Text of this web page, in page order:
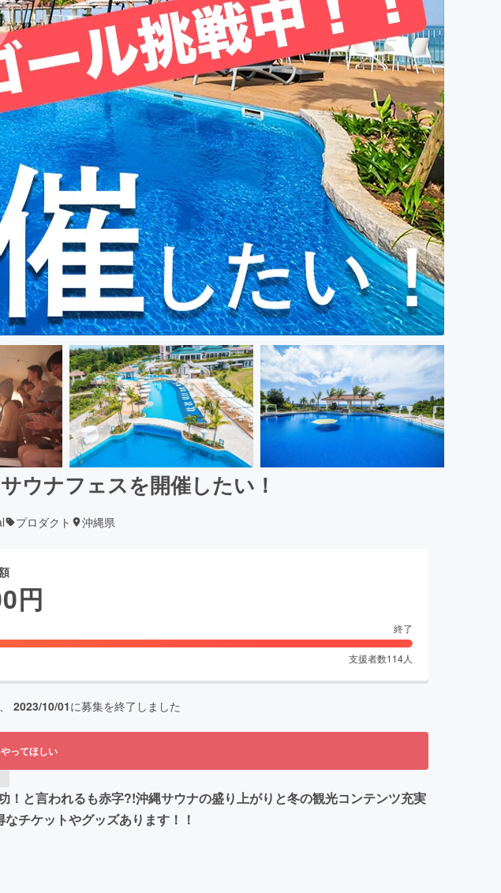
ウナフェスを開催したい！
プロダクト 沖縄県
円
終了
支援者数114人
2023/10/01に募集を終了しました
ってほしい
と言われるも赤字?!沖縄サウナの盛り上がりと冬の観光コンテンツ充実
チケットやグッズあります！！